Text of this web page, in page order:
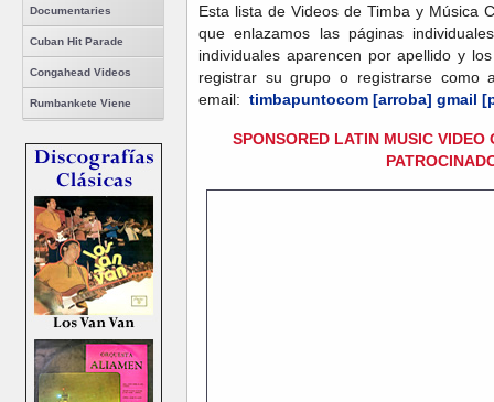
Documentaries
Cuban Hit Parade
Congahead Videos
Rumbankete Viene
Esta lista de Videos de Timba y Música
que enlazamos las páginas
individuales aparencen por apellido y
registrar su grupo o registrarse como
email: timbapuntocom [arroba] gmail
SPONSORED LATIN MUSIC